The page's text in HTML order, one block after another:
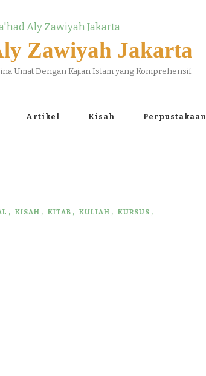
Zawiyah Jakarta
Umat Dengan Kajian Islam yang Komprehensif
Artikel Kisah Perpustakaan
KISAH KITAB KULIAH
KURSUS